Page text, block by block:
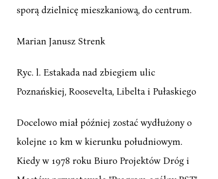
sporą dzielnicę mieszkaniową, do centrum.
Marian Janusz Strenk
Ryc. l. Estakada nad zbiegiem ulic
Poznańskiej, Roosevelta, Libelta i Pułaskiego
Docelowo miał później zostać wydłużony o
kolejne 10 km w kierunku południowym.
Kiedy w 1978 roku Biuro Projektów Dróg i